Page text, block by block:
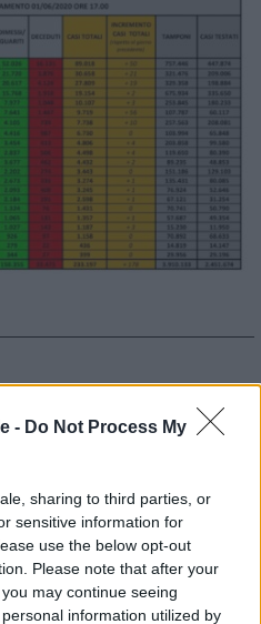
- Do Not Process My
sharing to third parties, or
sensitive information for
use the below opt-out
Please note that after your
may continue seeing
information utilized by
Marche
home